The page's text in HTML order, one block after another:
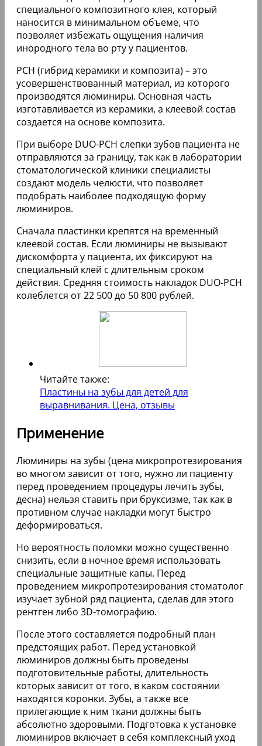
Уже готовые люминиры пересылают в клинику
России. Чаще всего пациенту приходится ждать
накладки от 15 до 45 дней. Люминиры надежно
фиксируют на специальный клей, его остатки
осторожно удаляют, а эмаль полируют для
достижения идеального результата. Цена 1
накладки Cerinate находится в пределах 60 000
руб.
DUO-PCH
При установке пластин DUO-PCH не требуется
привлечение зубного техника. Стоматолог-
ортопед самостоятельно осуществляет
фиксацию накладок. Композитный клей
наносится очень тонким слоем, что не
увеличивает толщину изделия.
Основное преимущество этого клеевого состава
заключается в его устойчивости к изменению
цвета и рентгеноконтрастности. Люминиры
DUO-PCH позволяют закрыть значительные
Данный тип накладок изготавливается из
керамики американской компании Cerinate.
Готовое изделие фиксируется с помощью
специального композитного клея, который
наносится в минимальном объеме, что
позволяет избежать ощущения наличия
инородного тела во рту у пациентов.
РСН (гибрид керамики и композита) – это
усовершенствованный материал, из которого
производятся люминиры. Основная часть
изготавливается из керамики, а клеевой состав
создается на основе композита.
При выборе DUO-PCH слепки зубов пациента не
отправляются за границу, так как в лаборатории
стоматологической клиники специалисты
создают модель челюсти, что позволяет
подобрать наиболее подходящую форму
люминиров.
Сначала пластинки крепятся на временный
клеевой состав. Если люминиры не вызывают
дискомфорта у пациента, их фиксируют на
специальный клей с длительным сроком
действия. Средняя стоимость накладок DUO-PCH
колеблется от 22 500 до 50 800 рублей.